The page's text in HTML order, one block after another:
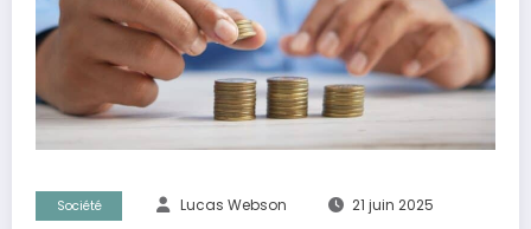
Société Lucas Webson 21 juin 2025